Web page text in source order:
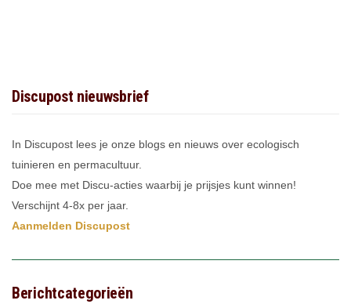
Discupost nieuwsbrief
In Discupost lees je onze blogs en nieuws over ecologisch
tuinieren en permacultuur.
Doe mee met Discu-acties waarbij je prijsjes kunt winnen!
Verschijnt 4-8x per jaar.
Aanmelden Discupost
Berichtcategorieën